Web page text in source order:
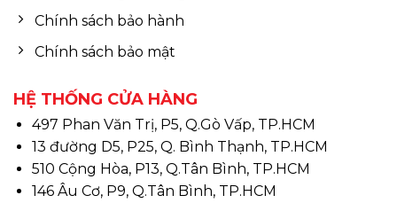
Chính sách bảo hành
Chính sách bảo mật
HỆ THỐNG CỬA HÀNG
497 Phan Văn Trị, P5, Q.Gò Vấp, TP.HCM
13 đường D5, P25, Q. Bình Thạnh, TP.HCM
510 Cộng Hòa, P13, Q.Tân Bình, TP.HCM
146 Âu Cơ, P9, Q.Tân Bình, TP.HCM